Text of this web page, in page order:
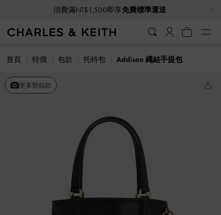
消費滿NT$1,500即享免費標準運送
首頁 特價 包款 托特包 Addison 繩結手提包
更多類似款